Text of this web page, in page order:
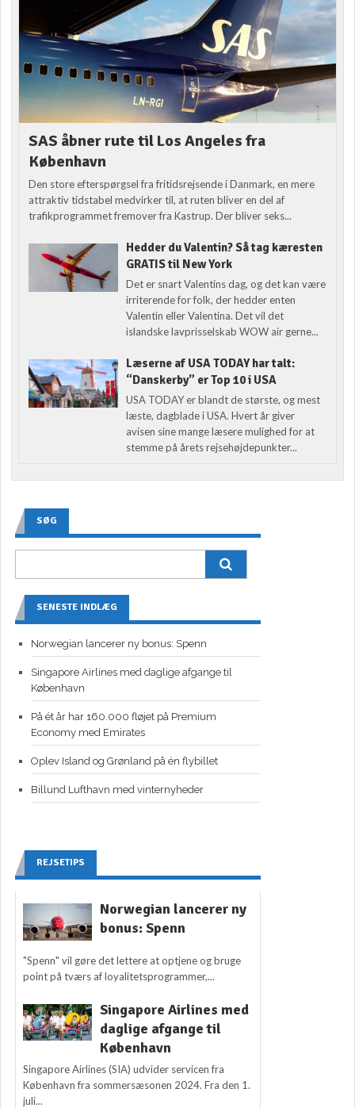
SAS åbner rute til Los Angeles fra
København
Den store efterspørgsel fra fritidsrejsende i Danmark, en mere
attraktiv tidstabel medvirker til, at ruten bliver en del af
trafikprogrammet fremover fra Kastrup. Der bliver seks...
Hedder du Valentin? Så tag kæresten
GRATIS til New York
Det er snart Valentins dag, og det kan være
irriterende for folk, der hedder enten
Valentin eller Valentina. Det vil det
islandske lavprisselskab WOW air gerne...
Læserne af USA TODAY har talt:
“Danskerby” er Top 10 i USA
USA TODAY er blandt de største, og mest
læste, dagblade i USA. Hvert år giver
avisen sine mange læsere mulighed for at
stemme på årets rejsehøjdepunkter...
SØG
SENESTE INDLÆG
Norwegian lancerer ny bonus: Spenn
Singapore Airlines med daglige afgange til
København
På ét år har 160.000 fløjet på Premium
Economy med Emirates
Oplev Island og Grønland på én flybillet
Billund Lufthavn med vinternyheder
REJSETIPS
Norwegian lancerer ny
bonus: Spenn
"Spenn" vil gøre det lettere at optjene og bruge
point på tværs af loyalitetsprogrammer,...
Singapore Airlines med
daglige afgange til
København
Singapore Airlines (SIA) udvider servicen fra
København fra sommersæsonen 2024. Fra den 1.
juli...